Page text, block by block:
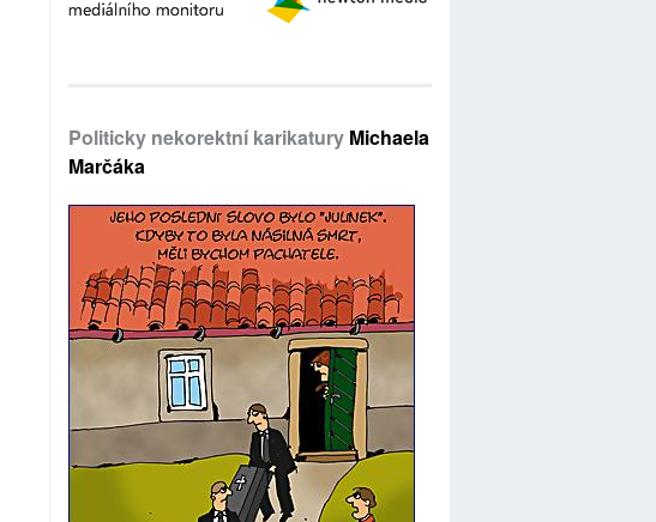
Politicky nekorektní karikatury Michaela
Marčáka